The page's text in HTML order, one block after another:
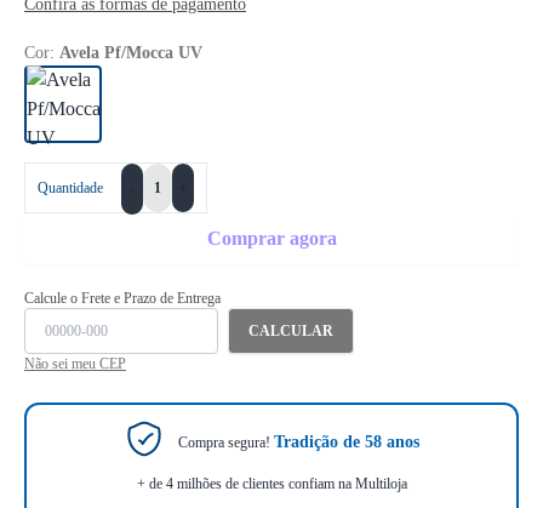
Confira as formas de pagamento
Cor: Avela Pf/Mocca UV
Quantidade
Comprar agora
Calcule o Frete e Prazo de Entrega
CALCULAR
Não sei meu CEP
Compra segura! Tradição de 58 anos
+ de 4 milhões de clientes confiam na Multiloja